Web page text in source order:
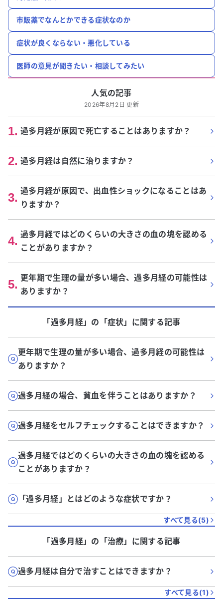
市販薬でなんとかできる症状なのか
症状が良くならない・悪化している
医師の意見が聞きたい・相談してみたい
人気の記事
2026年8月2日 更新
1. 過多月経が原因で死亡することはありますか？
2. 過多月経は自然に治りますか？
3. 過多月経が原因で、出血性ショックになることはあ
りますか？
4. 過多月経ではどのくらいの大きさの血の塊を認める
ことがありますか？
5. 更年期で生理の量が多い場合、過多月経の可能性は
ありますか？
「過多月経」 の「症状」に関する記事
更年期で生理の量が多い場合、過多月経の可能性は
ありますか？
過多月経の場合、貧血を伴うことはありますか？
過多月経をセルフチェックすることはできますか？
過多月経ではどのくらいの大きさの血の塊を認める
ことがありますか？
「過多月経」とはどのような症状ですか？
すべて見る(5)
「過多月経」 の「治療」に関する記事
過多月経は自分で治すことはできますか？
すべて見る(1)